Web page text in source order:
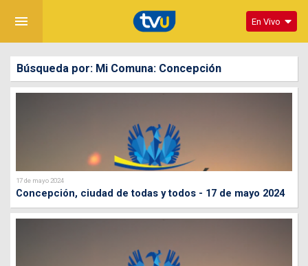
menu En Vivo
Búsqueda por: Mi Comuna: Concepción
17 de mayo 2024
Concepción, ciudad de todas y todos - 17 de mayo 2024